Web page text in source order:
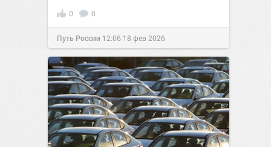
0 0
Путь России 12:06 18 фев 2026